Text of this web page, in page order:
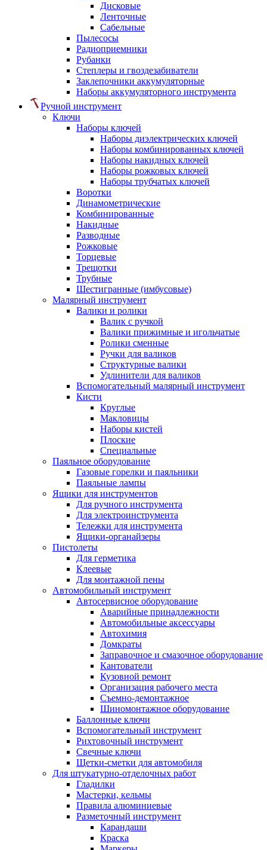
Дисковые
Ленточные
Сабельные
Пылесосы
Радиоприемники
Рубанки
Степлеры и гвоздезабиватели
Заклепочники аккумуляторные
Наборы аккумуляторного инструмента
Ручной инструмент
Ключи
Наборы ключей
Наборы диэлектрических ключей
Наборы комбинированных ключей
Наборы накидных ключей
Наборы рожковых ключей
Наборы трубчатых ключей
Воротки
Динамометрические
Комбинированные
Накидные
Разводные
Рожковые
Торцевые
Трещотки
Трубные
Шестигранные (имбусовые)
Малярный инструмент
Валики и ролики
Валик с ручкой
Валики прижимные и игольчатые
Ролики сменные
Ручки для валиков
Структурные валики
Удлинители для валиков
Вспомогательный малярный инструмент
Кисти
Круглые
Макловицы
Наборы кистей
Плоские
Специальные
Паяльное оборудование
Газовые горелки и паяльники
Паяльные лампы
Ящики для инструментов
Для ручного инструмента
Для электроинструмента
Тележки для инструмента
Ящики-органайзеры
Пистолеты
Для герметика
Клеевые
Для монтажной пены
Автомобильный инструмент
Автосервисное оборудование
Аварийные принадлежности
Автомобильные аксессуары
Автохимия
Домкраты
Заправочное и смазочное оборудование
Кантователи
Кузовной ремонт
Организация рабочего места
Съемно-демонтажное
Шиномонтажное оборудование
Баллонные ключи
Вспомогательный инструмент
Рихтовочный инструмент
Свечные ключи
Щетки-сметки для автомобиля
Для штукатурно-отделочных работ
Гладилки
Мастерки, кельмы
Правила алюминиевые
Разметочный инструмент
Карандаши
Краска